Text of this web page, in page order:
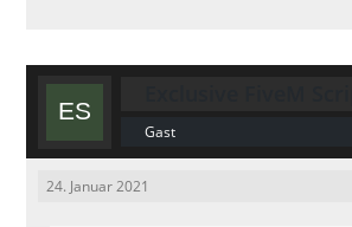
Gast
24. Januar 2021